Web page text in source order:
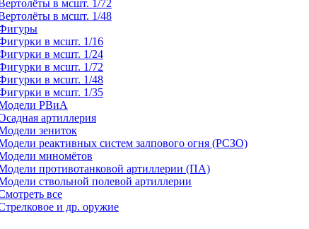
в мсшт. 1/72
в мсшт. 1/48
в мсшт. 1/16
в мсшт. 1/24
в мсшт. 1/72
в мсшт. 1/48
в мсшт. 1/35
РВиА
артиллерия
зениток
реактивных систем залпового огня (РСЗО)
миномётов
противотанковой артиллерии (ПА)
ствольной полевой артиллерии
все
и др. оружие